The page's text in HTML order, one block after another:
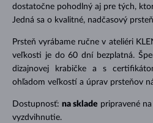
dostatočne pohodlný aj pre tých,
Jedná sa o kvalitné, nadčasový
Prsteň vyrábame ručne v ateliéri
veľkosti je do 60 dní bezplatná.
dizajnovej krabičke a s
ohľadom veľkostí a úprav prsteňov
Dostupnosť: na sklade pripravené
vyzdvihnutie.